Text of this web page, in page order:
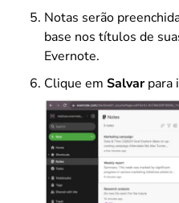
Notas serão
base nos títulos de
Evernote.
Clique em Salvarpara